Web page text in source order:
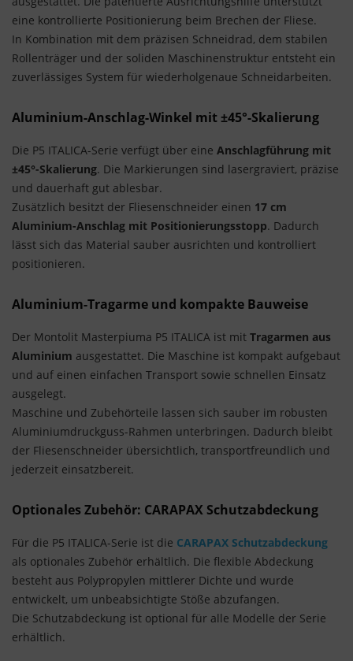
eine kontrollierte Positionierung beim Brechen der Fliese.
In Kombination mit dem präzisen Schneidrad, dem stabilen
Rollenträger und der soliden Maschinenstruktur entsteht ein
zuverlässiges System für wiederholgenaue Schneidarbeiten.
Aluminium-Anschlag-Winkel mit ±45°-Skalierung
Die P5 ITALICA-Serie verfügt über eine Anschlagführung mit
±45°-Skalierung. Die Markierungen sind lasergraviert, präzise
und dauerhaft gut ablesbar.
Zusätzlich besitzt der Fliesenschneider einen 17 cm
Aluminium-Anschlag mit Positionierungsstopp. Dadurch
lässt sich das Material sauber ausrichten und kontrolliert
positionieren.
Aluminium-Tragarme und kompakte Bauweise
Der Montolit Masterpiuma P5 ITALICA ist mit Tragarmen aus
Aluminium ausgestattet. Die Maschine ist kompakt aufgebaut
und auf einen einfachen Transport sowie schnellen Einsatz
ausgelegt.
Maschine und Zubehörteile lassen sich sauber im robusten
Aluminiumdruckguss-Rahmen unterbringen. Dadurch bleibt
der Fliesenschneider übersichtlich, transportfreundlich und
jederzeit einsatzbereit.
Optionales Zubehör: CARAPAX Schutzabdeckung
Für die P5 ITALICA-Serie ist die CARAPAX Schutzabdeckung
als optionales Zubehör erhältlich. Die flexible Abdeckung
besteht aus Polypropylen mittlerer Dichte und wurde
entwickelt, um unbeabsichtigte Stöße abzufangen.
Die Schutzabdeckung ist optional für alle Modelle der Serie
erhältlich.